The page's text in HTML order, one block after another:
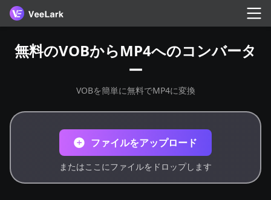
無料のVOBからMP4へのコンバータ
ー
VOBを簡単に無料でMP4に変換
ファイルをアップロード
またはここにファイルをドロップします